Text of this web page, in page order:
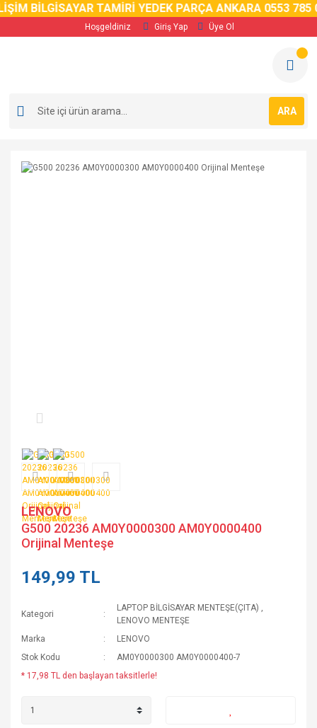
BİLGİSAYAR TAMİRİ YEDEK PARÇA ANKARA 0553 785 02
Hoşgeldiniz Giriş Yap Üye Ol
ARA
LENOVO
G500 20236 AM0Y0000300 AM0Y0000400
Orijinal Menteşe
149,99 TL
Kategori
LAPTOP BİLGİSAYAR MENTEŞE(ÇITA) ,
LENOVO MENTEŞE
Marka
LENOVO
Stok Kodu
AM0Y0000300 AM0Y0000400-7
* 17,98 TL den başlayan taksitlerle!